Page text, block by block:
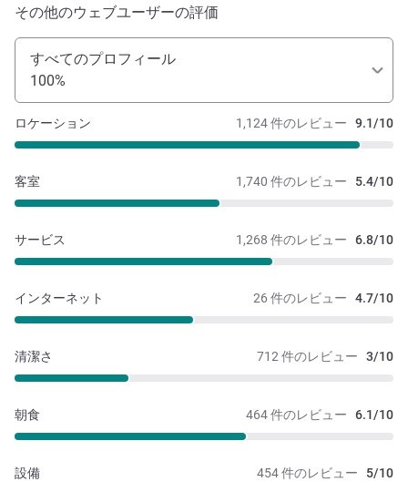
その他のウェブユーザーの評価
すべてのプロフィール
100%
1,124 件のレビュー 9.1/10
ロケーション
1,740 件のレビュー 5.4/10
客室
1,268 件のレビュー 6.8/10
サービス
26 件のレビュー 4.7/10
インターネット
712 件のレビュー 3/10
清潔さ
464 件のレビュー 6.1/10
朝食
454 件のレビュー 5/10
設備